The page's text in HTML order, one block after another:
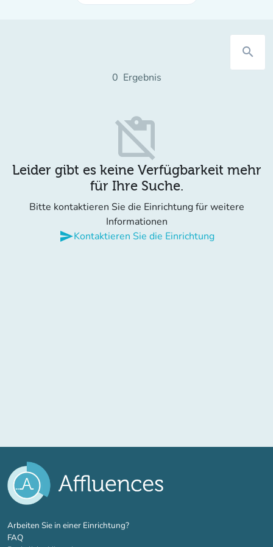
search
0 Ergebnis
content_paste_off
Leider gibt es keine Verfügbarkeit mehr
für Ihre Suche.
Bitte kontaktieren Sie die Einrichtung für weitere
Informationen
sendKontaktieren Sie die Einrichtung
Arbeiten Sie in einer Einrichtung?(new tab)
FAQ